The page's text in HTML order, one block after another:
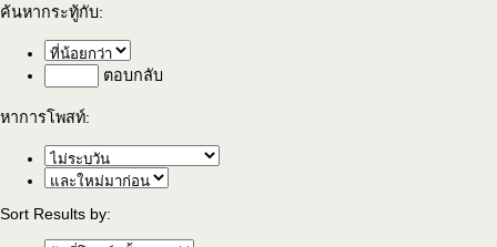
ค้นหากระทู้กับ:
ตอบกลับ
หาการโพสท์:
Sort Results by: